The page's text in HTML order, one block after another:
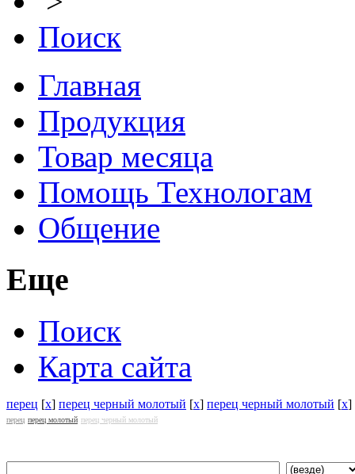
Поиск
Главная
Продукция
Товар месяца
Помощь Технологам
Общение
Еще
Поиск
Карта сайта
перец [x] перец черный молотый [x] перец черный молотый [x]
перец перец молотый перец черный молотый